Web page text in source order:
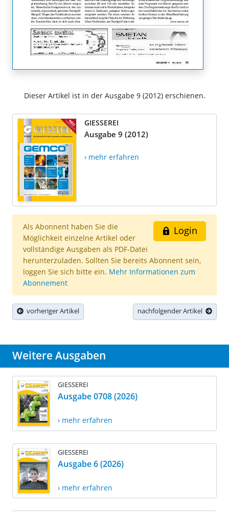
Dieser Artikel ist in der Ausgabe 9 (2012) erschienen.
GIESSEREI
Ausgabe 9 (2012)
› mehr erfahren
Login
Als Abonnent haben Sie die
Möglichkeit einzelne Artikel oder
vollständige Ausgaben als PDF-Datei
herunterzuladen. Sollten Sie bereits Abonnent sein,
loggen Sie sich bitte ein. Mehr Informationen zum
Abonnement
vorheriger Artikel nachfolgender Artikel
Weitere Ausgaben
GIESSEREI
Ausgabe 0708 (2026)
› mehr erfahren
GIESSEREI
Ausgabe 6 (2026)
› mehr erfahren